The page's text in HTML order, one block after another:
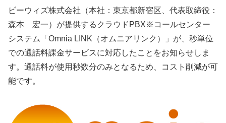
ビーウィズ株式会社（本社：東京都新宿区、代表取締役：
森本 宏一）が提供するクラウドPBX※コールセンター
システム「Omnia LINK（オムニアリンク）」が、秒単位
での通話料課金サービスに対応したことをお知らせしま
す。通話料が使用秒数分のみとなるため、コスト削減が可
能です。